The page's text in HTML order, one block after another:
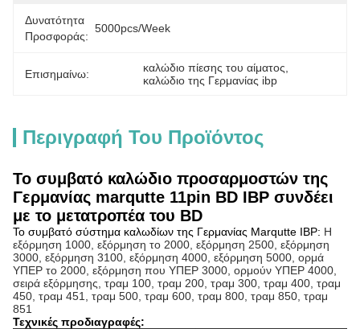
Δυνατότητα
Προσφοράς:
5000pcs/week
Επισημαίνω: καλώδιο πίεσης του αίματος
καλώδιο της Γερμανίας ibp
Περιγραφή Του Προϊόντος
Το συμβατό καλώδιο προσαρμοστών της
Γερμανίας marqutte 11pin BD IBP συνδέει
με το μετατροπέα του BD
Το συμβατό σύστημα καλωδίων της Γερμανίας Marqutte IBP: Η
εξόρμηση 1000, εξόρμηση το 2000, εξόρμηση 2500, εξόρμηση
3000, εξόρμηση 3100, εξόρμηση 4000, εξόρμηση 5000, ορμά
ΥΠΕΡ το 2000, εξόρμηση που ΥΠΕΡ 3000, ορμούν ΥΠΕΡ 4000,
σειρά εξόρμησης, τραμ 100, τραμ 200, τραμ 300, τραμ 400, τραμ
450, τραμ 451, τραμ 500, τραμ 600, τραμ 800, τραμ 850, τραμ
851
Τεχνικές προδιαγραφές: